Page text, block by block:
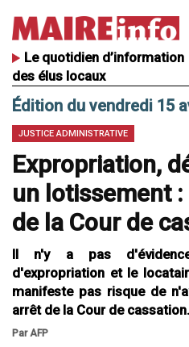
Le quotidien d’information
des élus locaux
Édition du vendredi 15
JUSTICE ADMINISTRATIVE
Expropriation,
un lotissement
de la Cour de
Il n'y a pas
d'expropriation et le
manifeste pas risque de
arrêt de la Cour de cassation.
Par AFP